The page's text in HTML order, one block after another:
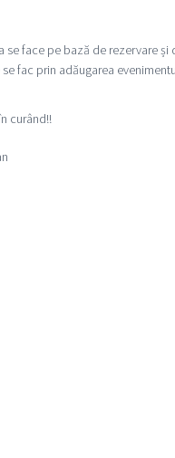
se face pe bază de rezervare
se fac prin adăugarea
curând!!